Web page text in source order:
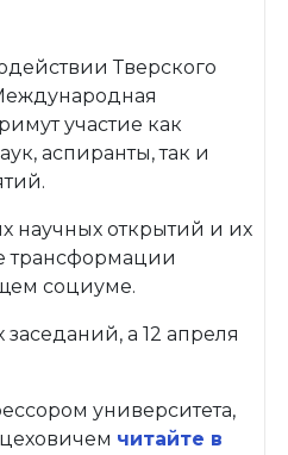
Тверского
участие как
аспиранты, так и
научных открытий и их
трансформации
социуме.
а 12 апреля
университета,
читайте в